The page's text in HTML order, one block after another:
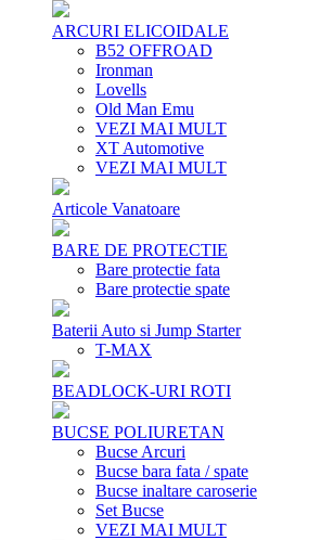
ARCURI ELICOIDALE
B52 OFFROAD
Ironman
Lovells
Old Man Emu
VEZI MAI MULT
XT Automotive
VEZI MAI MULT
Articole Vanatoare
BARE DE PROTECTIE
Bare protectie fata
Bare protectie spate
Baterii Auto si Jump Starter
T-MAX
BEADLOCK-URI ROTI
BUCSE POLIURETAN
Bucse Arcuri
Bucse bara fata / spate
Bucse inaltare caroserie
Set Bucse
VEZI MAI MULT